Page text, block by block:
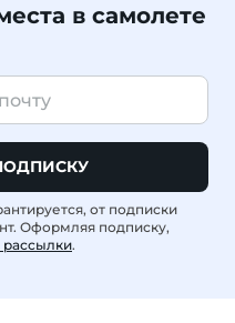
в самолете
от подписки
Оформляя подписку,
рассылки.